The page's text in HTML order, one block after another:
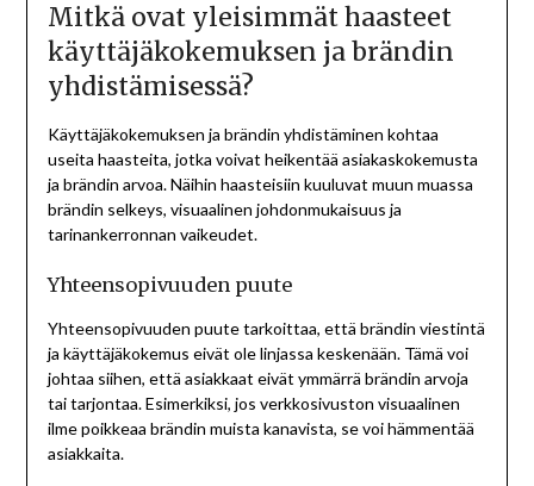
Mitkä ovat yleisimmät haasteet
käyttäjäkokemuksen ja brändin
yhdistämisessä?
Käyttäjäkokemuksen ja brändin yhdistäminen kohtaa
useita haasteita, jotka voivat heikentää asiakaskokemusta
ja brändin arvoa. Näihin haasteisiin kuuluvat muun muassa
brändin selkeys, visuaalinen johdonmukaisuus ja
tarinankerronnan vaikeudet.
Yhteensopivuuden puute
Yhteensopivuuden puute tarkoittaa, että brändin viestintä
ja käyttäjäkokemus eivät ole linjassa keskenään. Tämä voi
johtaa siihen, että asiakkaat eivät ymmärrä brändin arvoja
tai tarjontaa. Esimerkiksi, jos verkkosivuston visuaalinen
ilme poikkeaa brändin muista kanavista, se voi hämmentää
asiakkaita.